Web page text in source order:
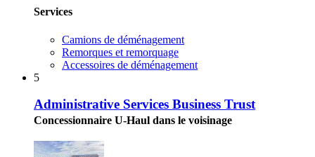
Services
Camions de déménagement
Remorques et remorquage
Accessoires de déménagement
5
Administrative Services Business Trust
Concessionnaire U-Haul dans le voisinage